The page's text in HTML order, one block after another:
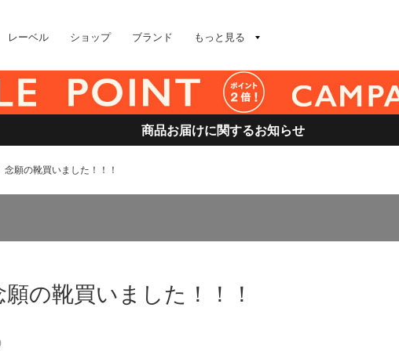
レーベル ショップ ブランド もっと見る
商品お届けに関するお知らせ
念願の靴買いました！！！
願の靴買いました！！！